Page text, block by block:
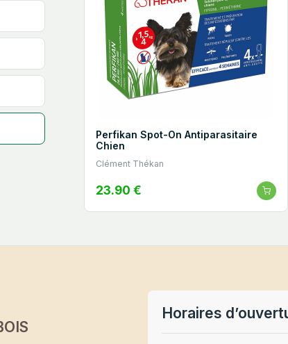
Perfikan Spot-On Antiparasitaire
Chien
Clément Thékan
23.90 €
Horaires